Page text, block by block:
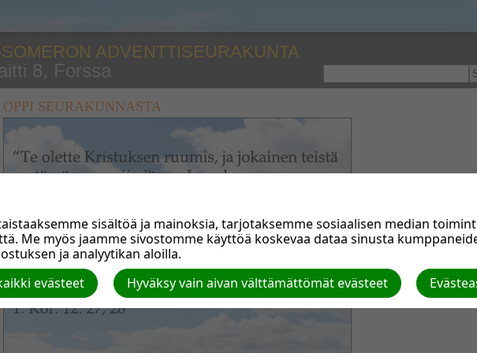
ADVENTTISEURAKUNTA
8, Forssa
OPPI SEURAKUNNASTA
sisältöä ja mainoksia, tarjotaksemme sosiaalisen median
Me myös jaamme sivostomme käyttöä koskevaa dataa sinusta
ja analyytikan aloilla.
Hyväksy vain aivan välttämättömät evästeet
evästeet